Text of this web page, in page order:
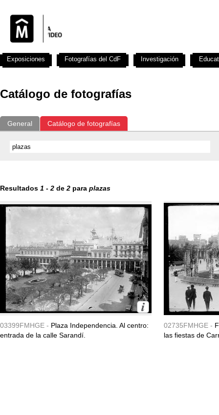
Catálogo de fotografías
General Catálogo de fotografías
Resultados 1 - 2 de 2 para plazas
03399FMHGE - Plaza Independencia. Al centro:
entrada de la calle Sarandí.
02735FMHGE -
las fiestas de
Exposiciones Fotografías del CdF Investigación